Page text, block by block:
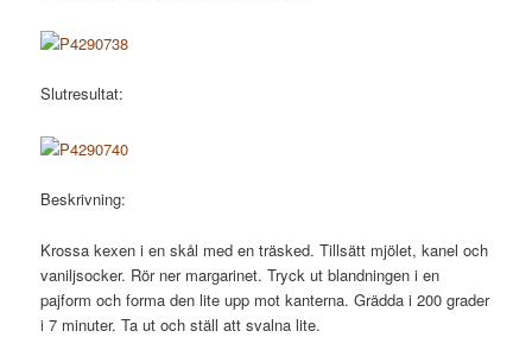
Slutresultat:
Beskrivning:
Krossa kexen i en skål med en träsked. Tillsätt mjölet, kanel och
vaniljsocker. Rör ner margarinet. Tryck ut blandningen i en
pajform och forma den lite upp mot kanterna. Grädda i 200 grader
i 7 minuter. Ta ut och ställ att svalna lite.